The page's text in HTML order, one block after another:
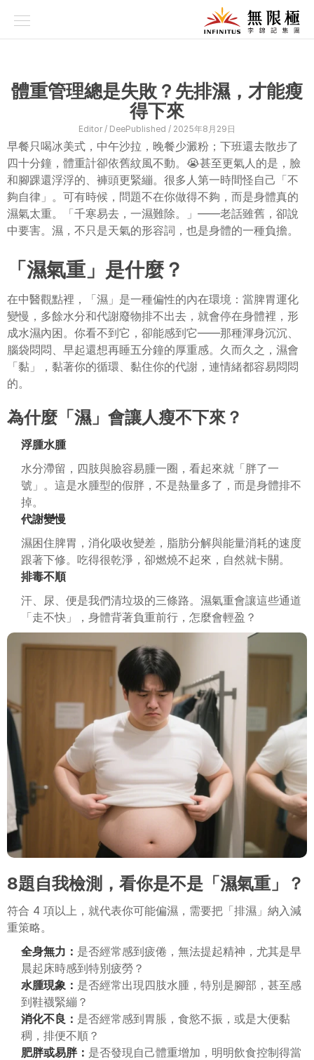
科研技術
資訊專欄
產品專區
體重管理總是失敗？先排濕，才能瘦
得下來
Editor / DeePublished / 2025年8月29日
早餐只喝冰美式，中午沙拉，晚餐少澱粉；下班還去散步了
四十分鐘，體重計卻依舊紋風不動。😭甚至更氣人的是，臉
和腳踝還浮浮的、褲頭更緊繃。很多人第一時間怪自己「不
夠自律」。可有時候，問題不在你做得不夠，而是身體真的
濕氣太重。「千寒易去，一濕難除。」——老話雖舊，卻說
中要害。濕，不只是天氣的形容詞，也是身體的一種負擔。
「濕氣重」是什麼？
在中醫觀點裡，「濕」是一種偏性的內在環境：當脾胃運化
變慢，多餘水分和代謝廢物排不出去，就會停在身體裡，形
成水濕內困。你看不到它，卻能感到它——那種渾身沉沉、
腦袋悶悶、早起還想再睡五分鐘的厚重感。久而久之，濕會
「黏」，黏著你的循環、黏住你的代謝，連情緒都容易悶悶
的。
為什麼「濕」會讓人瘦不下來？
浮腫水腫
水分滯留，四肢與臉容易腫一圈，看起來就「胖了一
號」。這是水腫型的假胖，不是熱量多了，而是身體排不
掉。
代謝變慢
濕困住脾胃，消化吸收變差，脂肪分解與能量消耗的速度
跟著下修。吃得很乾淨，卻燃燒不起來，自然就卡關。
排毒不順
汗、尿、便是我們清垃圾的三條路。濕氣重會讓這些通道
「走不快」，身體背著負重前行，怎麼會輕盈？
8題自我檢測，看你是不是「濕氣重」？
符合 4 項以上，就代表你可能偏濕，需要把「排濕」納入減
重策略。
全身無力： 是否經常感到疲倦，無法提起精神，尤其是早
晨起床時感到特別疲勞？
水腫現象： 是否經常出現四肢水腫，特別是腳部，甚至感
到鞋襪緊繃？
消化不良： 是否經常感到胃脹，食慾不振，或是大便黏
稠，排便不順？
肥胖或易胖： 是否發現自己體重增加，明明飲食控制得當